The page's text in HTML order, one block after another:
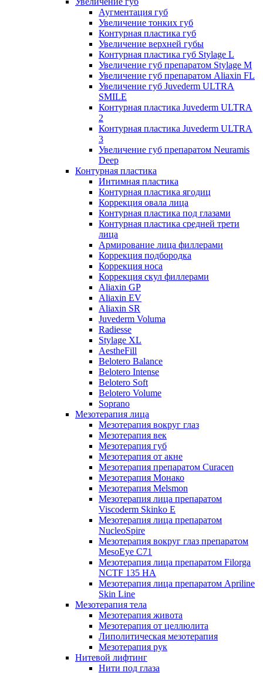
Аугментация губ
Увеличение тонких губ
Контурная пластика губ
Увеличение верхней губы
Контурная пластика губ Stylage L
Увеличение губ препаратом Stylage M
Увеличение губ препаратом Aliaxin FL
Увеличение губ Juvederm ULTRA
SMILE
Контурная пластика Juvederm ULTRA
2
Контурная пластика Juvederm ULTRA
3
Увеличение губ препаратом Neuramis
Deep
Контурная пластика
Интимная пластика
Контурная пластика ягодиц
Коррекция овала лица
Контурная пластика под глазами
Контурная пластика средней трети
лица
Армирование лица филлерами
Коррекция подбородка
Коррекция носа
Коррекция скул филлерами
Aliaxin GP
Aliaxin EV
Aliaxin SR
Juvederm Voluma
Radiesse
Stylage XL
AestheFill
Belotero Balance
Belotero Intense
Belotero Soft
Belotero Volume
Soprano
Мезотерапия лица
Мезотерапия вокруг глаз
Мезотерапия век
Мезотерапия губ
Мезотерапия от акне
Мезотерапия препаратом Curacen
Мезотерапия Монако
Мезотерапия Melsmon
Мезотерапия лица препаратом
Viscoderm Skinko E
Мезотерапия лица препаратом
NucleoSpire
Мезотерапия вокруг глаз препаратом
MesoEye С71
Мезотерапия лица препаратом Filorga
NCTF 135 HA
Мезотерапия лица препаратом Apriline
Skin Line
Мезотерапия тела
Мезотерапия живота
Мезотерапия от целлюлита
Липолитическая мезотерапия
Мезотерапия рук
Нитевой лифтинг
Нити под глаза